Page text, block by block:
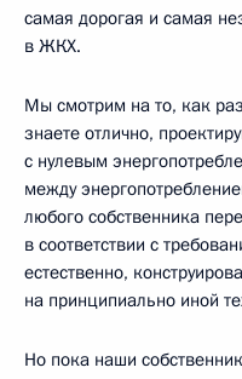
самая дорогая и самая
в ЖКХ.
Мы смотрим на то, как
знаете отлично,
с нулевым
между
любого собственника
в соответствии с
естественно,
на принципиально иной
Но пока наши